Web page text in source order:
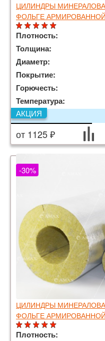
ЦИЛИНДРЫ
ФОЛЬГЕ АРМИРОВАННОЙ
Плотность:
Толщина:
Диаметр:
Покрытие:
Горючесть:
Температура:
АКЦИЯ
от 1125 ₽
ЦИЛИНДРЫ
ФОЛЬГЕ АРМИРОВАННОЙ
-30%
Плотность: